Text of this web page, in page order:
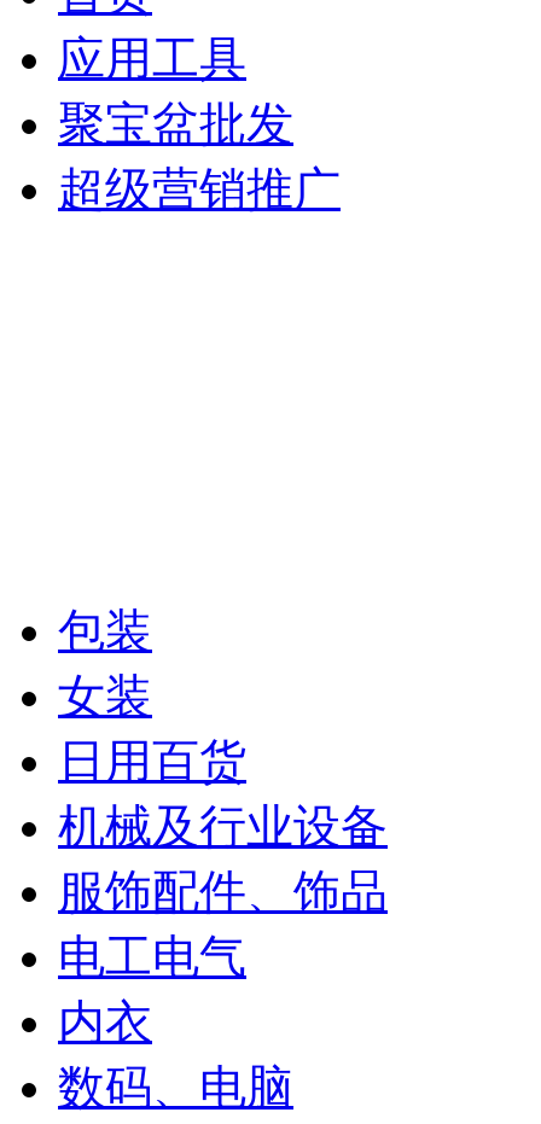
应用工具
聚宝盆批发
超级营销推广
包装
女装
日用百货
机械及行业设备
服饰配件、饰品
电工电气
内衣
数码、电脑